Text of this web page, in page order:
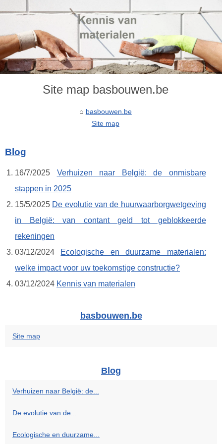
Site map basbouwen.be
basbouwen.be
Site map
Blog
16/7/2025 Verhuizen naar België: de onmisbare
stappen in 2025
15/5/2025 De evolutie van de huurwaarborgwetgeving
in België: van contant geld tot geblokkeerde
rekeningen
03/12/2024 Ecologische en duurzame materialen:
welke impact voor uw toekomstige constructie?
03/12/2024 Kennis van materialen
basbouwen.be
Site map
Blog
Verhuizen naar België: de...
De evolutie van de...
Ecologische en duurzame...